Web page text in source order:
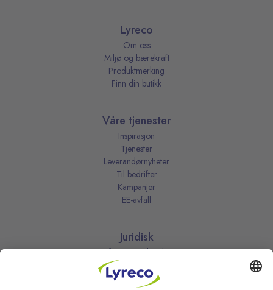
Lyreco
Om oss
Miljø og bærekraft
Produktmerking
Finn din butikk
Våre tjenester
Inspirasjon
Tjenester
Leverandørnyheter
Til bedrifter
Kampanjer
EE-avfall
Juridisk
Informasjonskapsler
Kjøpsbetingelser
Personvernerklæring